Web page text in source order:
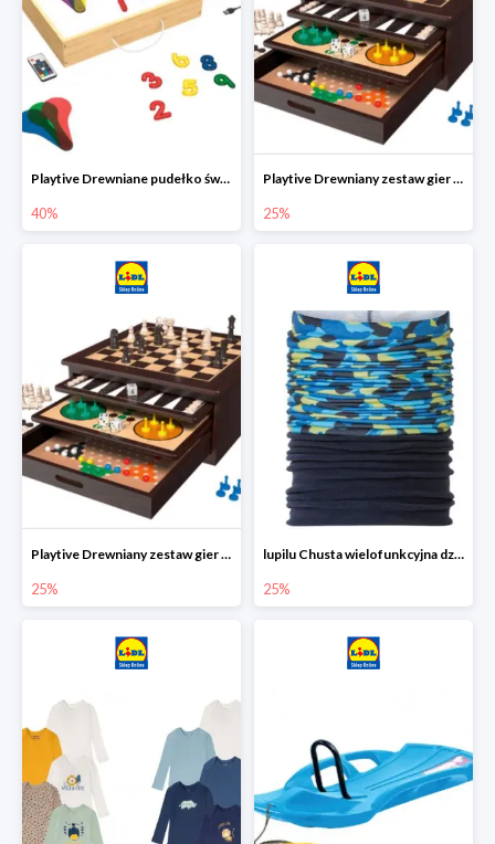
Playtive Drewniane pudełko świetlne MONTESSORI
40%
Playtive Drewniany zestaw gier 10 w 1
25%
Playtive Drewniany zestaw gier 10 w 1
25%
lupilu Chusta wielofunkcyjna dziecięca
25%